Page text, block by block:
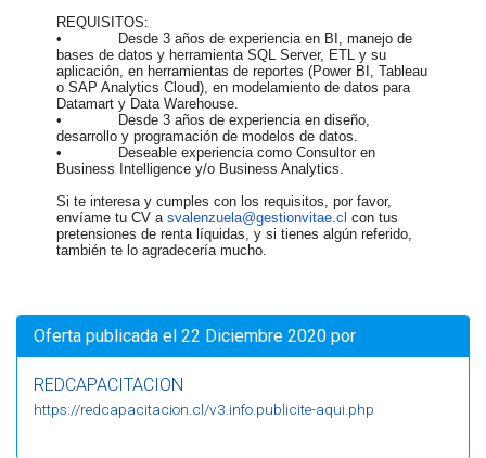
REQUISITOS:
• Desde 3 años de experiencia en BI, manejo de
bases de datos y herramienta SQL Server, ETL y su
aplicación, en herramientas de reportes (Power BI, Tableau
o SAP Analytics Cloud), en modelamiento de datos para
Datamart y Data Warehouse.
• Desde 3 años de experiencia en diseño,
desarrollo y programación de modelos de datos.
• Deseable experiencia como Consultor en
Business Intelligence y/o Business Analytics.
Si te interesa y cumples con los requisitos, por favor,
envíame tu CV asvalenzuela@gestionvitae.cl con tus
pretensiones de renta líquidas, y si tienes algún referido,
también te lo agradecería mucho.
Oferta publicada el 22 Diciembre 2020 por
REDCAPACITACION
https://redcapacitacion.cl/v3.info.publicite-aqui.php